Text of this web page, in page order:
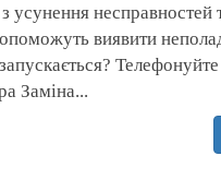
усунення несправностей
виявити
Телефонуйте
Заміна...